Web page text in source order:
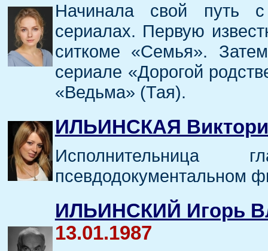
Начинала свой путь
сериалах. Первую
ситкоме «Семья».
сериале «Дорогой
«Ведьма» (Тая).
ИЛЬИНСКАЯ
псевдодокументальном
ИЛЬИНСКИЙ Игорь
13.01.1987